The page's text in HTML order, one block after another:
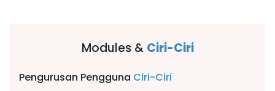
Modules & Ciri-Ciri
Pengurusan Pengguna Ciri-Ciri